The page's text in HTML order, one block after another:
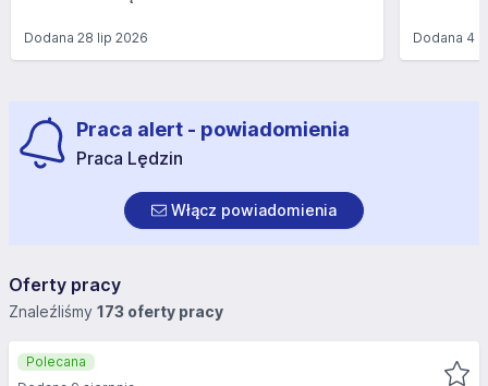
Dodana 28 lip 2026 Dodana 4
Praca alert - powiadomienia
Praca Lędzin
Włącz powiadomienia
Oferty pracy
Znaleźliśmy 173 oferty pracy
Polecana